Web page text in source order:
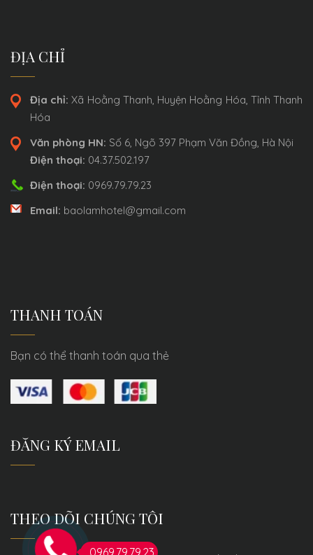
ĐỊA CHỈ
Địa chỉ:Xã Hoằng Thanh, Huyện Hoằng Hóa, Tỉnh Thanh
Hóa
Văn phòng HN: Số 6, Ngõ 397 Phạm Văn Đồng, Hà Nội
Điện thoại: 04.37.502.197
Điện thoại: 0969.79.79.23
Email: baolamhotel@gmail.com
THANH TOÁN
Bạn có thể thanh toán qua thẻ
ĐĂNG KÝ EMAIL
THEO DÕI CHÚNG TÔI
0969.79.79.23